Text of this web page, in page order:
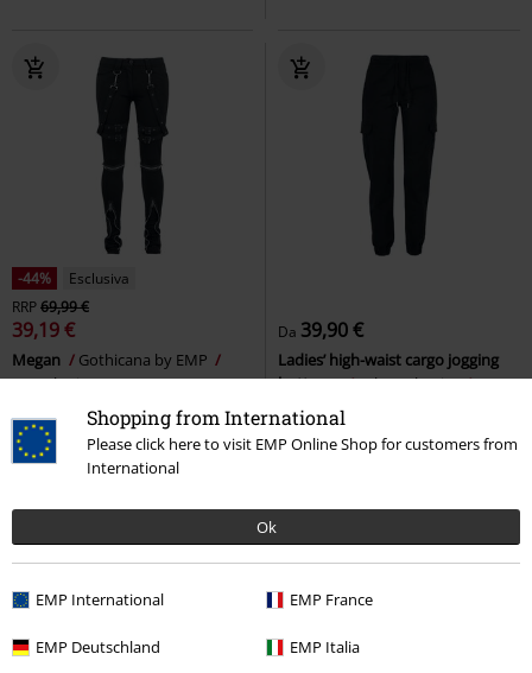
Shopping from International
Please click here to visit EMP Online Shop for customers from
International
Ok
EMP International EMP France
EMP Deutschland EMP Italia
-44%
Esclusiva
RRP69,99 €
39,19 €
Megan
Gothicana by EMP
Pantaloni
Da 39,90 €
Ladies’ high-waist cargo jogging
bottoms
Urban Classics
Pantaloni tuta